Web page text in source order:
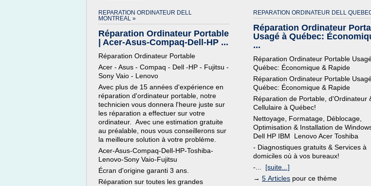
REPARATION ORDINATEUR DELL
MONTREAL »
Réparation Ordinateur Portable
| Acer-Asus-Compaq-Dell-HP ...
Réparation Ordinateur Portable
Acer - Asus - Compaq - Dell -HP - Fujitsu -
Sony Vaio - Lenovo
Avec plus de 15 années d'expérience en
réparation d'ordinateur portable, notre
technicien vous donnera l'heure juste sur
les réparation a effectuer sur votre
ordinateur. Avec une estimation gratuite
au préalable, nous vous conseillerons sur
la meilleure solution à votre problème.
Acer-Asus-Compaq-Dell-HP-Toshiba-
Lenovo-Sony Vaio-Fujitsu
Écran d'origine garanti 3 ans.
Réparation sur toutes les grandes
REPARATION ORDINATEUR DELL
Réparation Ordinateur
Usagé à Québec:
...
Réparation Ordinateur Portable
Québec: Économique & Rapide
Réparation Ordinateur Portable
Québec: Économique & Rapide
Réparation de Portable, d'Ordinateur
Cellulaire à Québec!
Nettoyage, Formatage, Déblocage,
Optimisation & Installation de
Dell HP IBM Lenovo Acer Toshiba
- Diagnostiques gratuits & Services à
domiciles où à vos bureaux!
-... [suite...]
→ 5 Articles pour ce thème